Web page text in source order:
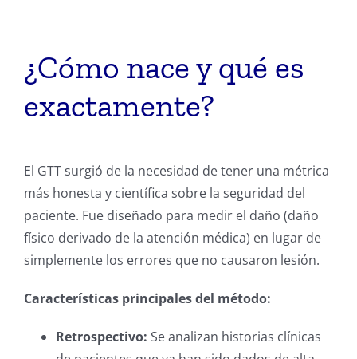
¿Cómo nace y qué es
exactamente?
El GTT surgió de la necesidad de tener una métrica
más honesta y científica sobre la seguridad del
paciente. Fue diseñado para medir el daño (daño
físico derivado de la atención médica) en lugar de
simplemente los errores que no causaron lesión.
Características principales del método:
Retrospectivo: Se analizan historias clínicas